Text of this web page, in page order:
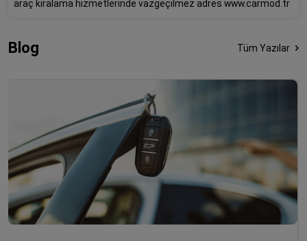
araç kiralama hizmetlerinde vazgeçilmez adres www.carmod.tr
Blog Tüm Yazılar